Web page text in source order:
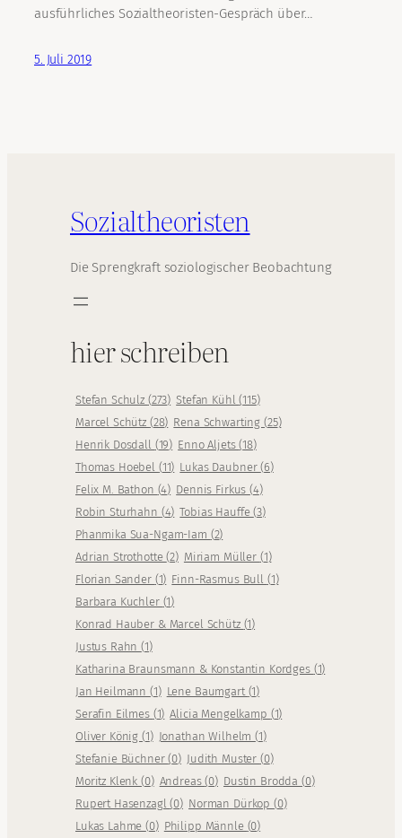
ausführliches Sozialtheoristen-Gespräch über…
5. Juli 2019
Sozialtheoristen
Die Sprengkraft soziologischer Beobachtung
hier schreiben
Stefan Schulz (273) Stefan Kühl(115)
Marcel Schütz (28) Rena Schwarting (25)
Henrik Dosdall (19) Enno Aljets(18)
Thomas Hoebel (11) Lukas Daubner(6)
Felix M. Bathon (4) Dennis Firkus(4)
Robin Sturhahn (4) Tobias Hauffe(3)
Phanmika Sua-Ngam-Iam (2)
Adrian Strothotte(2) Miriam Müller (1)
Florian Sander (1) Finn-Rasmus Bull (1)
Barbara Kuchler (1)
Konrad Hauber & Marcel Schütz (1)
Justus Rahn(1)
Katharina Braunsmann & Konstantin Kordges (1)
Jan Heilmann(1) Lene Baumgart (1)
Serafin Eilmes (1) Alicia Mengelkamp (1)
Oliver König(1) Jonathan Wilhelm(1)
Stefanie Büchner(0) Judith Muster (0)
Moritz Klenk(0) Andreas(0) Dustin Brodda (0)
Rupert Hasenzagl(0) Norman Dürkop (0)
Lukas Lahme(0) Philipp Männle (0)